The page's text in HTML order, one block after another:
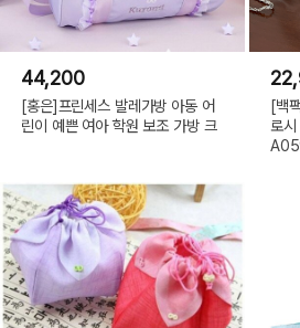
44,200
[홍은]프린세스 발레가방 아동 어
린이 예쁜 여아 학원 보조 가방 크
[백
로